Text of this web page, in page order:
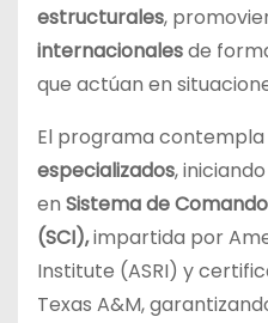
estructurales,
internacionalesde
que actúan en
El programa contempla
especializados,
en Sistema de
(SCI),impartida por
Institute (ASRI) y
Texas A&M,